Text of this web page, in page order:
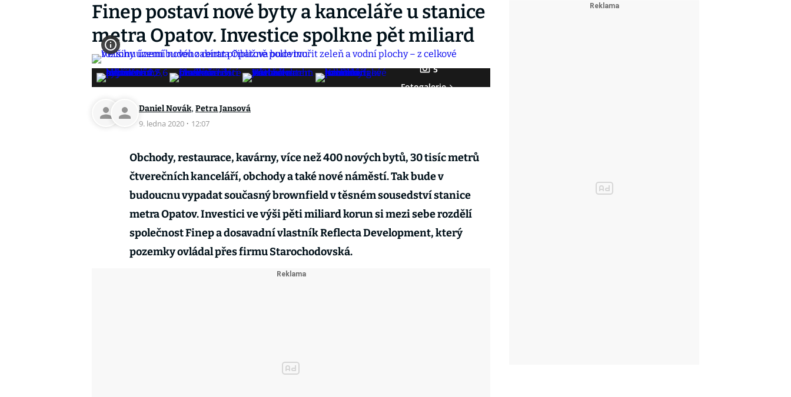
Finep postaví nové byty a kanceláře u stanice
metra Opatov. Investice spolkne pět miliard
5
Fotogalerie
Daniel Novák, Petra Jansová
9. ledna 2020 · 12:07
Obchody, restaurace, kavárny, více než 400 nových bytů, 30 tisíc metrů
čtverečních kanceláří, obchody a také nové náměstí. Tak bude v
budoucnu vypadat současný brownfield v těsném sousedství stanice
metra Opatov. Investici ve výši pěti miliard korun si mezi sebe rozdělí
společnost Finep a dosavadní vlastník Reflecta Development, který
pozemky ovládal přes firmu Starochodovská.